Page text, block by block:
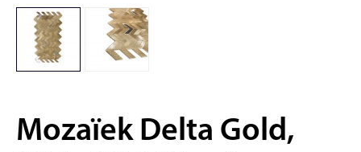
Mozaïek Delta Gold,